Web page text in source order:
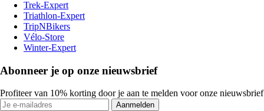
Trek-Expert
Triathlon-Expert
TripNBikers
Vélo-Store
Winter-Expert
Abonneer je op onze nieuwsbrief
Profiteer van 10% korting door je aan te melden voor onze nieuwsbrief
Aanmelden